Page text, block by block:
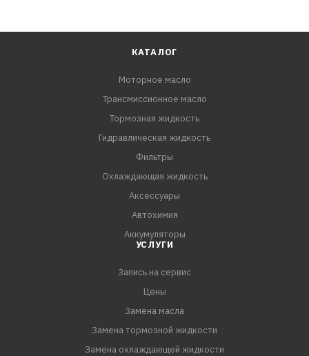
КАТАЛОГ
Моторное масло
Трансмиссионное масло
Тормозная жидкость
Гидравлическая жидкость
Фильтры
Охлаждающая жидкость
Аксессуары
Автохимия
Аккумуляторы
УСЛУГИ
Запись на сервис
Цены
Замена масла
Замена тормозной жидкости
Замена охлаждающей жидкости